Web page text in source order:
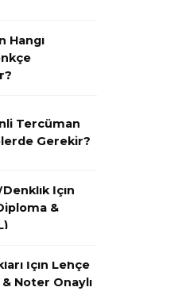
Hangi
Tercüman
Gerekir?
Denklik İçin
&
İçin Lehçe
Noter Onaylı